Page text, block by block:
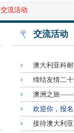
交流活动
交流活动
澳大利亚科
缔结友情二
澳洲之旅——
欢迎你，报
接待澳大利